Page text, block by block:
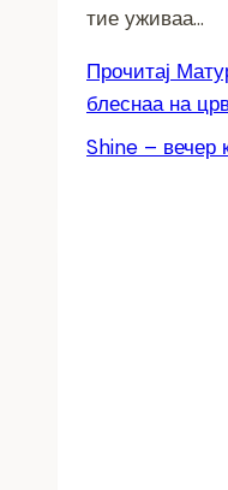
тие уживаа…
Прочитај
блеснаа на
Shine – вечер